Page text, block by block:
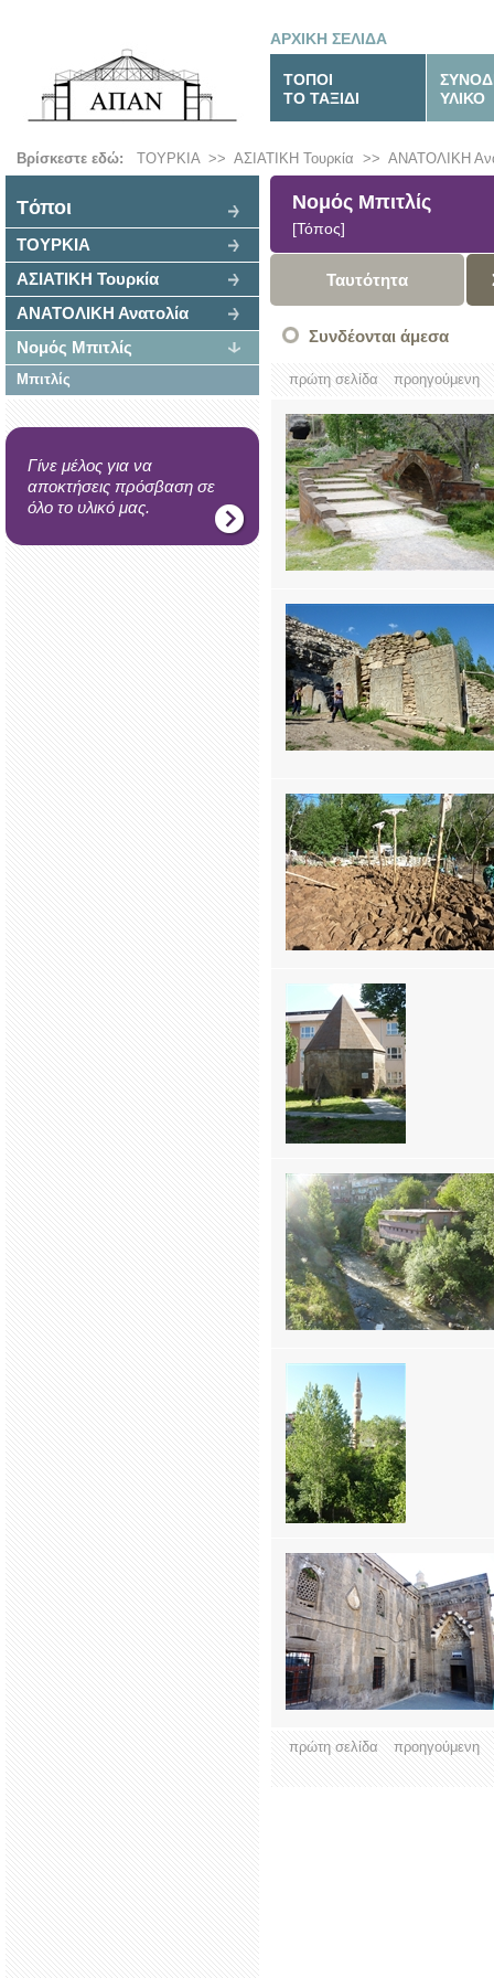
ΑΡΧΙΚΗ ΣΕΛΙΔΑ
ΤΟΠΟΙ
ΤΟ ΤΑΞΙΔΙ
ΥΛΙΚΟ
Βρίσκεστε εδώ: ΤΟΥΡΚΙΑ>> ΑΣΙΑΤΙΚΗ Τουρκία >> ΑΝΑΤΟΛΙΚΗ
Tόποι
ΤΟΥΡΚΙΑ
ΑΣΙΑΤΙΚΗ Τουρκία
ΑΝΑΤΟΛΙΚΗ Ανατολία
Νομός Μπιτλίς
Μπιτλίς
Γίνε μέλος για να
αποκτήσεις πρόσβαση σε
όλο το υλικό μας.
Νομός Μπιτλίς
[Τόπος]
Ταυτότητα
Συνδέονται άμεσα
πρώτη σελίδα προηγούμενη
πρώτη σελίδα προηγούμενη